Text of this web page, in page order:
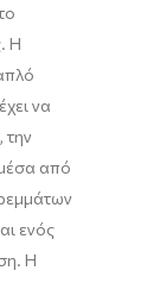
Η
να
την
από
ενός
Η